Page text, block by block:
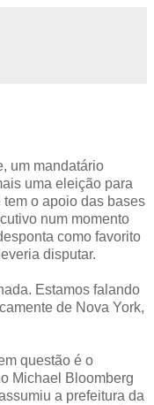
um mandatário
uma eleição para
o apoio das bases
num momento
como favorito
disputar.
Estamos falando
de Nova York,
questão é o
Michael Bloomberg
a prefeitura da